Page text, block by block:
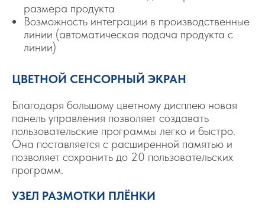
размера продукта
Возможность интеграции в производственные
линии (автоматическая подача продукта с
линии)
ЦВЕТНОЙ СЕНСОРНЫЙ ЭКРАН
Благодаря большому цветному дисплею новая
панель управления позволяет создавать
пользовательские программы легко и быстро.
Она поставляется с расширенной памятью и
позволяет сохранить до 20 пользовательских
программ.
УЗЕЛ РАЗМОТКИ ПЛЁНКИ